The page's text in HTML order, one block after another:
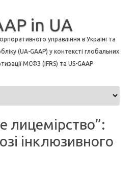
in UA
управління в Україні та
(UA-GAAP) у контексті глобальних
МСФЗ (IFRS) та US-GAAP
лицемірство”:
інклюзивного